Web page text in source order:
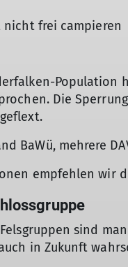
nicht frei campieren
Population
Die
BaWü, mehrere
empfehlen wir
sind
in Zukunft